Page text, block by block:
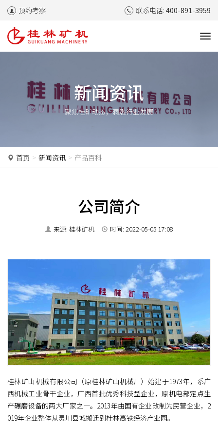
预约考察 联系电话: 400-891-3959
T
g
t
新闻资讯
聚焦桂矿动态，洞悉行业发展
首页 新闻资讯 产品百科
公司简介
来源: 桂林矿机 时间: 2022-05-05 17:08
桂林矿山机械有限公司（原桂林矿山机械厂）始建于1973年，系广
西机械工业骨干企业，广西首批优秀科技型企业，原机电部定点生
产碾磨设备的两大厂家之一。2013年由国有企业改制为民营企业，2
019年企业整体从灵川县城搬迁到桂林高铁经济产业园。